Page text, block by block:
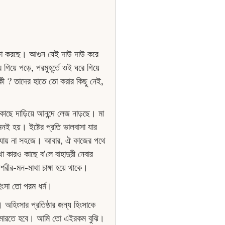
করছে। আগুন যেই দাউ দাউ করে
পড়ে, পরমুহূর্তে ওই ঘরে গিয়ে
তাদের হাতে তাে করার কিছু নেই,
দাড়িয়ে আনন্দে লেজ নাড়ছে। মা
হয়। ইষ্টের প্রতি ভালবাসা যার
না সহজে। আবার, ঐ কাজের পথে
কাছে ব'লে বাহাদুরী নেবার
মন-মাথা চাঙ্গা হয়ে থাকে।
তাে পরম ধর্ম।
প্রতিষ্ঠার জন্য হিংসাকে
হবে। আমি তাে এইরকম বুঝি।